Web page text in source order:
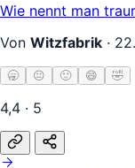
Wie nennt man
Von Witzfabrik ·
🥱 😐 🙂 😄 🤣
4,4 · 5